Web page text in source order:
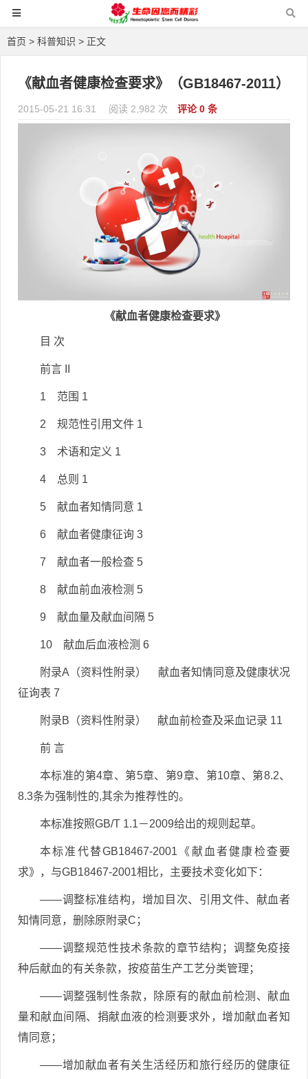
首页 > 科普知识 > 正文
《献血者健康检查要求》（GB18467-2011）
2015-05-21 16:31 阅读 2,982 次 评论 0 条
《献血者健康检查要求》
目 次
前言 II
1 范围 1
2 规范性引用文件 1
3 术语和定义 1
4 总则 1
5 献血者知情同意 1
6 献血者健康征询 3
7 献血者一般检查 5
8 献血前血液检测 5
9 献血量及献血间隔 5
10 献血后血液检测 6
附录A（资料性附录） 献血者知情同意及健康状况
征询表 7
附录B（资料性附录） 献血前检查及采血记录 11
前 言
本标准的第4章、第5章、第9章、第10章、第8.2、
8.3条为强制性的,其余为推荐性的。
本标准按照GB/T 1.1－2009给出的规则起草。
本标准代替GB18467-2001《献血者健康检查要
求》，与GB18467-2001相比，主要技术变化如下：
——调整标准结构，增加目次、引用文件、献血者
知情同意，删除原附录C；
——调整规范性技术条款的章节结构；调整免疫接
种后献血的有关条款，按疫苗生产工艺分类管理；
——调整强制性条款，除原有的献血前检测、献血
量和献血间隔、捐献血液的检测要求外，增加献血者知
情同意；
——增加献血者有关生活经历和旅行经历的健康征